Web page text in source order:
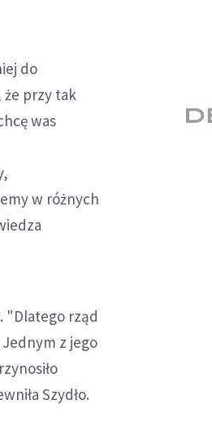
do
że przy tak
was
w różnych
"Dlatego rząd
z jego
Szydło.